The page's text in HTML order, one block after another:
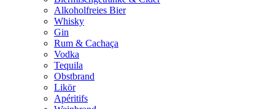
Alkoholfreies Bier
Whisky
Gin
Rum & Cachaça
Vodka
Tequila
Obstbrand
Likör
Apéritifs